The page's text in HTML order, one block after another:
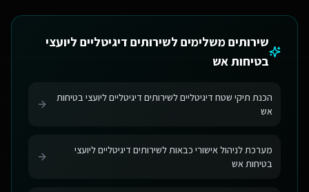
שירותים משלימים לשירותים דיגיטליים ליועצי
בטיחות אש
הכנת תיקי שטח דיגיטליים לשירותים דיגיטליים ליועצי בטיחות
אש
מערכת לניהול אישורי כבאות לשירותים דיגיטליים ליועצי
בטיחות אש